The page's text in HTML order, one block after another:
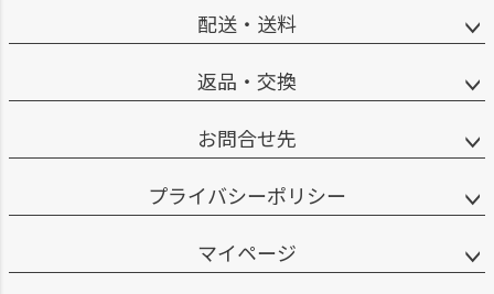
配送・送料
返品・交換
お問合せ先
プライバシーポリシー
マイページ